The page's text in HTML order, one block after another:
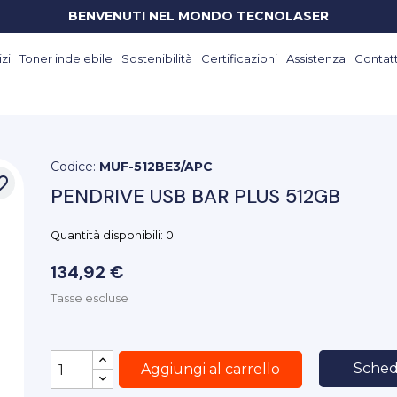
BENVENUTI NEL MONDO TECNOLASER
Toner indelebile Sostenibilità Certificazioni Assistenza
Codice: MUF-512BE3/APC
PENDRIVE USB BAR PLUS 512GB
Quantità disponibili: 0
134,92 €
Tasse escluse
Aggiungi al carrello